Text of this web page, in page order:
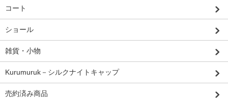
コート
ショール
雑貨・小物
Kurumuruk－シルクナイトキャップ
売約済み商品